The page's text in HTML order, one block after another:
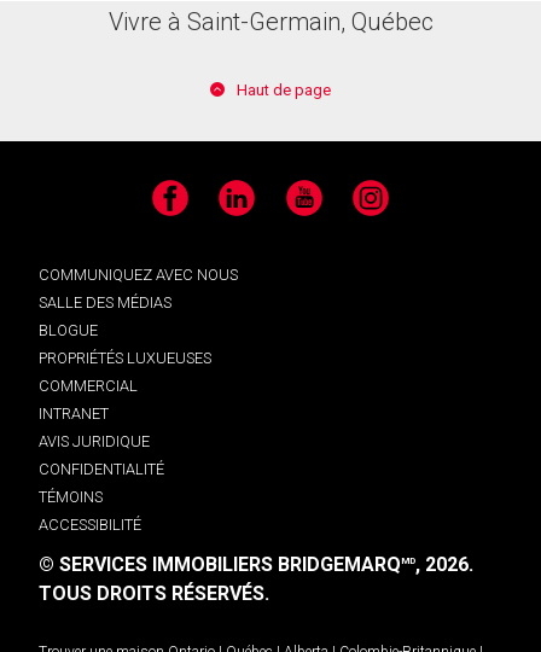
Vivre à Saint-Germain, Québec
Haut de page
Facebook LinkedIn YouTube Instagram
COMMUNIQUEZ AVEC NOUS
SALLE DES MÉDIAS
BLOGUE
PROPRIÉTÉS LUXUEUSES
COMMERCIAL
INTRANET
AVIS JURIDIQUE
CONFIDENTIALITÉ
TÉMOINS
ACCESSIBILITÉ
© SERVICES IMMOBILIERS BRIDGEMARQMD, 2026.
TOUS DROITS RÉSERVÉS.